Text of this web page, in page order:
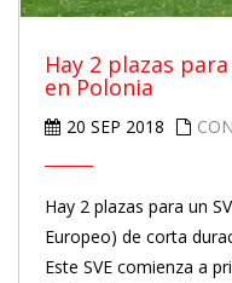
Hay 2 plazas
en Polonia
20 SEP 2018
Hay 2 plazas para un
Europeo) de corta
Este SVE comienza a